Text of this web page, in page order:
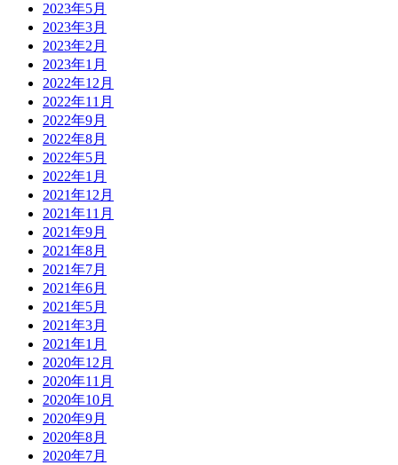
2023年5月
2023年3月
2023年2月
2023年1月
2022年12月
2022年11月
2022年9月
2022年8月
2022年5月
2022年1月
2021年12月
2021年11月
2021年9月
2021年8月
2021年7月
2021年6月
2021年5月
2021年3月
2021年1月
2020年12月
2020年11月
2020年10月
2020年9月
2020年8月
2020年7月